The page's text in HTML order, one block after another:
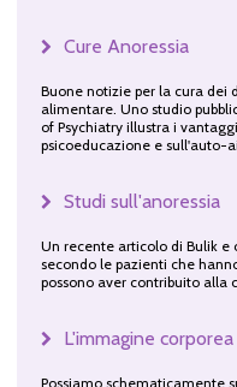
Cure Anoressia
Buone notizie per la cura dei
alimentare. Uno studio
of Psychiatry illustra i
psicoeducazione e sull'auto-
Studi sull'anoressia
Un recente articolo di Bulik e
secondo le pazienti che
possono aver contribuito alla
L'immagine corporea
Possiamo schematicamente